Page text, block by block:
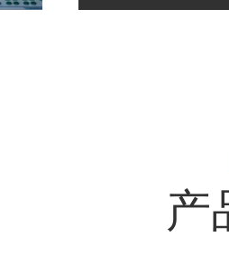
产